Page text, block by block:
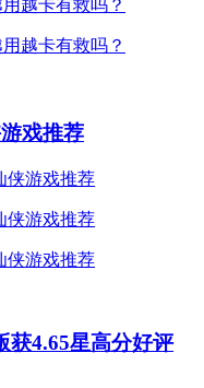
戏推荐
获4.65星高分好评